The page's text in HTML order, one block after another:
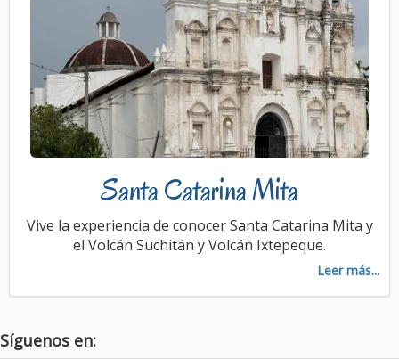
Santa Catarina Mita
Vive la experiencia de conocer Santa Catarina Mita y
el Volcán Suchitán y Volcán Ixtepeque.
Leer más...
Síguenos en: